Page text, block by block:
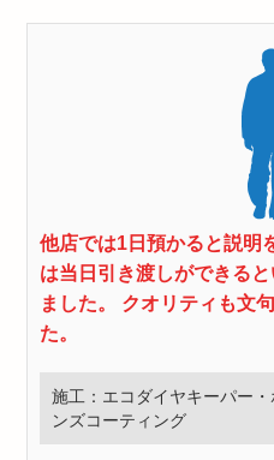
他店では1日預かると説明
は当日引き渡しができる
ました。 クオリティも文
た。
施工：エコダイヤキーパー
ンズコーティング